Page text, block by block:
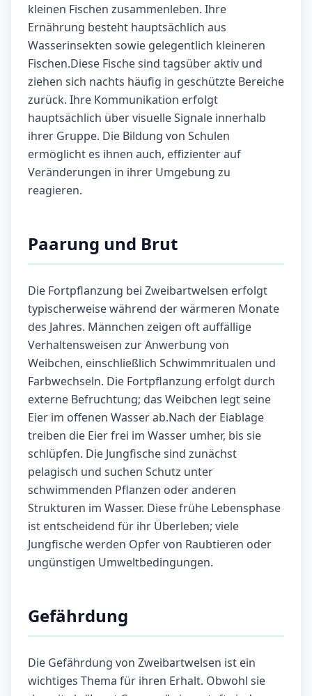
kleinen Fischen zusammenleben. Ihre
Ernährung besteht hauptsächlich aus
Wasserinsekten sowie gelegentlich kleineren
Fischen.Diese Fische sind tagsüber aktiv und
ziehen sich nachts häufig in geschützte Bereiche
zurück. Ihre Kommunikation erfolgt
hauptsächlich über visuelle Signale innerhalb
ihrer Gruppe. Die Bildung von Schulen
ermöglicht es ihnen auch, effizienter auf
Veränderungen in ihrer Umgebung zu
reagieren.
Paarung und Brut
Die Fortpflanzung bei Zweibartwelsen erfolgt
typischerweise während der wärmeren Monate
des Jahres. Männchen zeigen oft auffällige
Verhaltensweisen zur Anwerbung von
Weibchen, einschließlich Schwimmritualen und
Farbwechseln. Die Fortpflanzung erfolgt durch
externe Befruchtung; das Weibchen legt seine
Eier im offenen Wasser ab.Nach der Eiablage
treiben die Eier frei im Wasser umher, bis sie
schlüpfen. Die Jungfische sind zunächst
pelagisch und suchen Schutz unter
schwimmenden Pflanzen oder anderen
Strukturen im Wasser. Diese frühe Lebensphase
ist entscheidend für ihr Überleben; viele
Jungfische werden Opfer von Raubtieren oder
ungünstigen Umweltbedingungen.
Gefährdung
Die Gefährdung von Zweibartwelsen ist ein
wichtiges Thema für ihren Erhalt. Obwohl sie